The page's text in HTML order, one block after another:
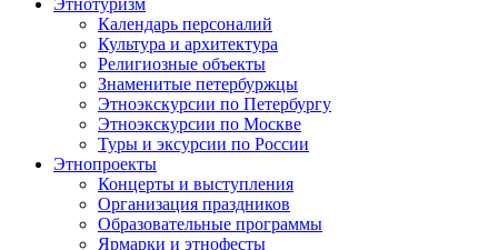
Этнотуризм
Календарь персоналий
Культура и архитектура
Религиозные объекты
Знаменитые петербуржцы
Этноэкскурсии по Петербургу
Этноэкскурсии по Москве
Туры и эксурсии по России
Этнопроекты
Концерты и выступления
Организация праздников
Образовательные программы
Ярмарки и этнофесты